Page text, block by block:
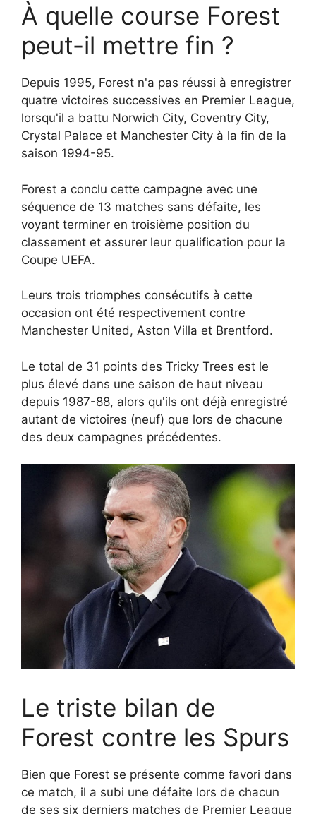
À quelle course Forest
peut-il mettre fin ?
Depuis 1995, Forest n'a pas réussi à enregistrer
quatre victoires successives en Premier League,
lorsqu'il a battu Norwich City, Coventry City,
Crystal Palace et Manchester City à la fin de la
saison 1994-95.
Forest a conclu cette campagne avec une
séquence de 13 matches sans défaite, les
voyant terminer en troisième position du
classement et assurer leur qualification pour la
Coupe UEFA.
Leurs trois triomphes consécutifs à cette
occasion ont été respectivement contre
Manchester United, Aston Villa et Brentford.
Le total de 31 points des Tricky Trees est le
plus élevé dans une saison de haut niveau
depuis 1987-88, alors qu'ils ont déjà enregistré
autant de victoires (neuf) que lors de chacune
des deux campagnes précédentes.
Le triste bilan de
Forest contre les Spurs
Bien que Forest se présente comme favori dans
ce match, il a subi une défaite lors de chacun
de ses six derniers matches de Premier League